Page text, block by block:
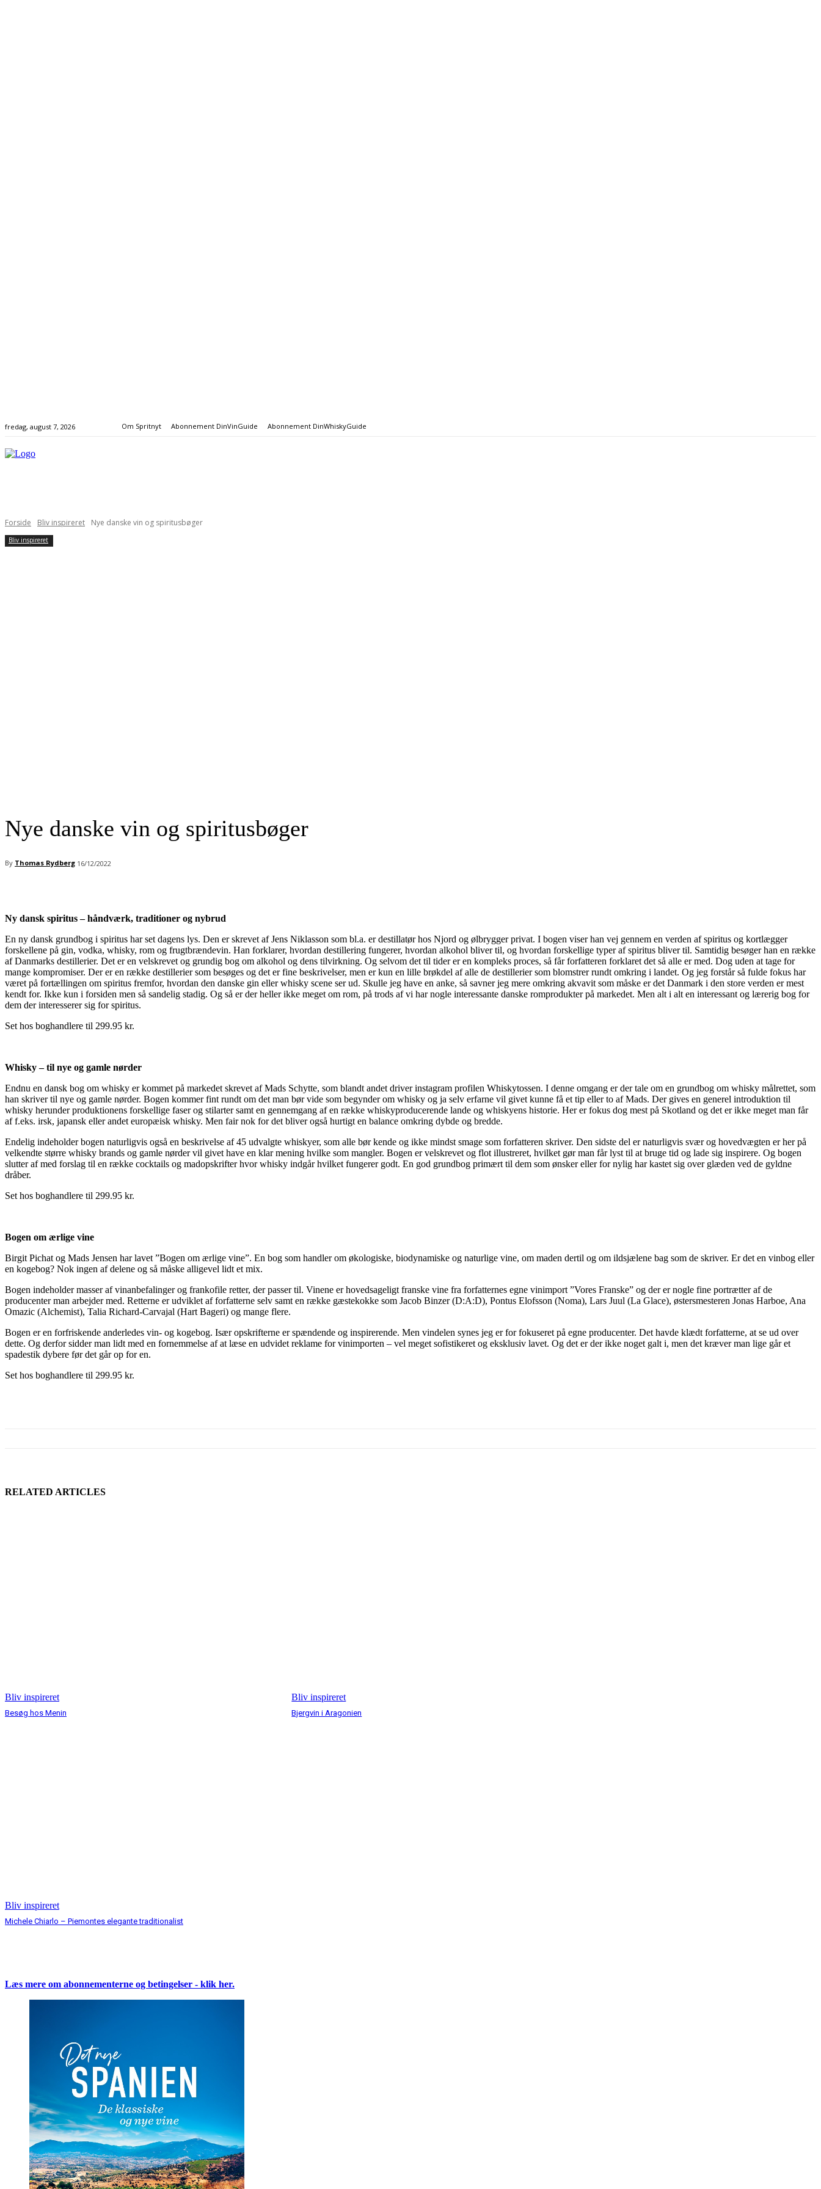
fredag, august 7, 2026 Om Spritnyt Abonnement DinVinGuide Abonnement DinWhiskyGuide
Forside Bliv inspireret Nye danske vin og spiritusbøger
Bliv inspireret
Nye danske vin og spiritusbøger
By Thomas Rydberg 16/12/2022
Ny dansk spiritus – håndværk, traditioner og nybrud
En ny dansk grundbog i spiritus har set dagens lys. Den er skrevet af Jens Niklasson som bl.a. er destillatør hos Njord og ølbrygger privat. I bogen viser han vej gennem en verden af spiritus og kortlægger
forskellene på gin, vodka, whisky, rom og frugtbrændevin. Han forklarer, hvordan destillering fungerer, hvordan alkohol bliver til, og hvordan forskellige typer af spiritus bliver til. Samtidig besøger han en række
af Danmarks destillerier. Det er en velskrevet og grundig bog om alkohol og dens tilvirkning. Og selvom det til tider er en kompleks proces, så får forfatteren forklaret det så alle er med. Dog uden at tage for
mange kompromiser. Der er en række destillerier som besøges og det er fine beskrivelser, men er kun en lille brøkdel af alle de destillerier som blomstrer rundt omkring i landet. Og jeg forstår så fulde fokus har
været på fortællingen om spiritus fremfor, hvordan den danske gin eller whisky scene ser ud. Skulle jeg have en anke, så savner jeg mere omkring akvavit som måske er det Danmark i den store verden er mest
kendt for. Ikke kun i forsiden men så sandelig stadig. Og så er der heller ikke meget om rom, på trods af vi har nogle interessante danske romprodukter på markedet. Men alt i alt en interessant og lærerig bog for
dem der interesserer sig for spiritus.
Set hos boghandlere til 299.95 kr.
Whisky – til nye og gamle nørder
Endnu en dansk bog om whisky er kommet på markedet skrevet af Mads Schytte, som blandt andet driver instagram profilen Whiskytossen. I denne omgang er der tale om en grundbog om whisky målrettet, som
han skriver til nye og gamle nørder. Bogen kommer fint rundt om det man bør vide som begynder om whisky og ja selv erfarne vil givet kunne få et tip eller to af Mads. Der gives en generel introduktion til
whisky herunder produktionens forskellige faser og stilarter samt en gennemgang af en række whiskyproducerende lande og whiskyens historie. Her er fokus dog mest på Skotland og det er ikke meget man får
af f.eks. irsk, japansk eller andet europæisk whisky. Men fair nok for det bliver også hurtigt en balance omkring dybde og bredde.
Endelig indeholder bogen naturligvis også en beskrivelse af 45 udvalgte whiskyer, som alle bør kende og ikke mindst smage som forfatteren skriver. Den sidste del er naturligvis svær og hovedvægten er her på
velkendte større whisky brands og gamle nørder vil givet have en klar mening hvilke som mangler. Bogen er velskrevet og flot illustreret, hvilket gør man får lyst til at bruge tid og lade sig inspirere. Og bogen
slutter af med forslag til en række cocktails og madopskrifter hvor whisky indgår hvilket fungerer godt. En god grundbog primært til dem som ønsker eller for nylig har kastet sig over glæden ved de gyldne
dråber.
Set hos boghandlere til 299.95 kr.
Bogen om ærlige vine
Birgit Pichat og Mads Jensen har lavet ”Bogen om ærlige vine”. En bog som handler om økologiske, biodynamiske og naturlige vine, om maden dertil og om ildsjælene bag som de skriver. Er det en vinbog eller
en kogebog? Nok ingen af delene og så måske alligevel lidt et mix.
Bogen indeholder masser af vinanbefalinger og frankofile retter, der passer til. Vinene er hovedsageligt franske vine fra forfatternes egne vinimport ”Vores Franske” og der er nogle fine portrætter af de
producenter man arbejder med. Retterne er udviklet af forfatterne selv samt en række gæstekokke som Jacob Binzer (D:A:D), Pontus Elofsson (Noma), Lars Juul (La Glace), østersmesteren Jonas Harboe, Ana
Omazic (Alchemist), Talia Richard-Carvajal (Hart Bageri) og mange flere.
Bogen er en forfriskende anderledes vin- og kogebog. Især opskrifterne er spændende og inspirerende. Men vindelen synes jeg er for fokuseret på egne producenter. Det havde klædt forfatterne, at se ud over
dette. Og derfor sidder man lidt med en fornemmelse af at læse en udvidet reklame for vinimporten – vel meget sofistikeret og eksklusiv lavet. Og det er der ikke noget galt i, men det kræver man lige går et
spadestik dybere før det går op for en.
Set hos boghandlere til 299.95 kr.
RELATED ARTICLES
Bliv inspireret
Besøg hos Menin
Bliv inspireret
Bjergvin i Aragonien
Bliv inspireret
Michele Chiarlo – Piemontes elegante traditionalist
Læs mere om abonnementerne og betingelser - klik her.